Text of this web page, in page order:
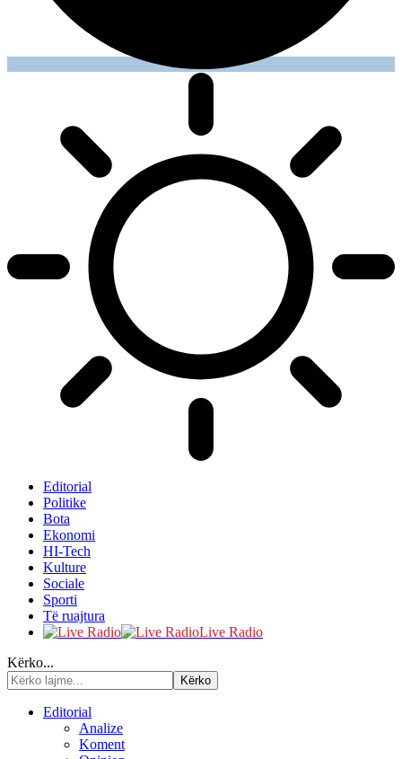
Editorial
Politike
Bota
Ekonomi
HI-Tech
Kulture
Sociale
Sporti
Të ruajtura
Live Radio
Kërko...
Editorial
Analize
Koment